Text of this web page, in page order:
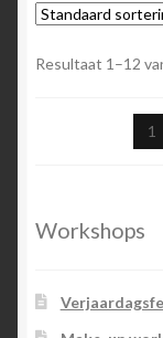
Resultaat 1–12
1
Workshops